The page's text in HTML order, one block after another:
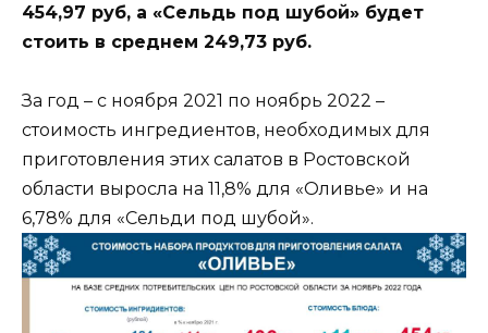
454,97 руб, а «Сельдь под шубой» будет
стоить в среднем 249,73 руб.
За год – с ноября 2021 по ноябрь 2022 –
стоимость ингредиентов, необходимых для
приготовления этих салатов в Ростовской
области выросла на 11,8% для «Оливье» и на
6,78% для «Сельди под шубой».